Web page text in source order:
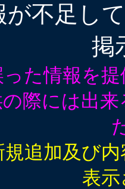
が不足し
掲
た情報を
の際には出
追加及び
表